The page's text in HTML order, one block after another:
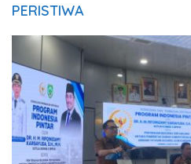
PERISTIWA